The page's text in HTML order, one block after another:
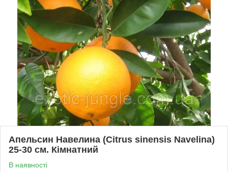
Апельсин Навелина (Citrus sinensis Navelina)
25-30 см. Кімнатний
В наявності